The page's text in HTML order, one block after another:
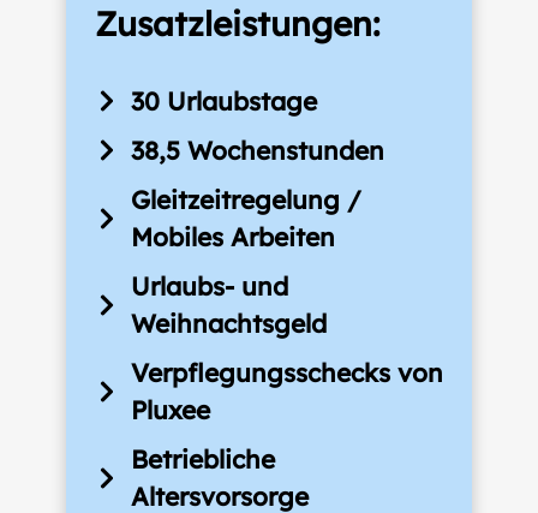
Zusatzleistungen:
30 Urlaubstage
38,5 Wochenstunden
Gleitzeitregelung /
Mobiles Arbeiten
Urlaubs- und
Weihnachtsgeld
Verpflegungsschecks von
Pluxee
Betriebliche
Altersvorsorge